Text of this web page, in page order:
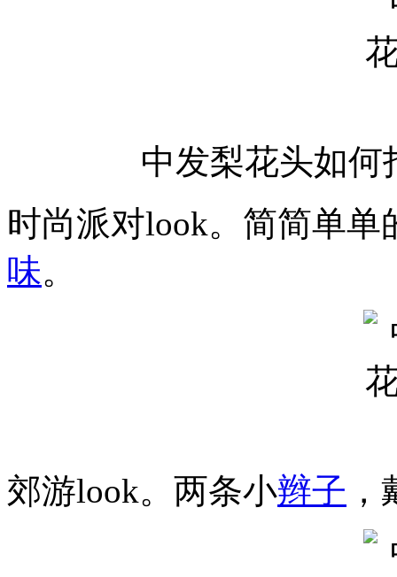
中发梨花头如
时尚派对look。简简单
味。
郊游look。两条小辫子